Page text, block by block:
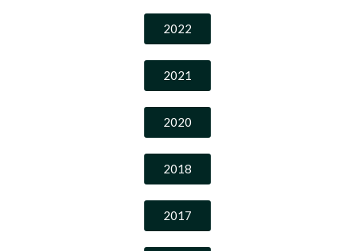
2022
2021
2020
2018
2017